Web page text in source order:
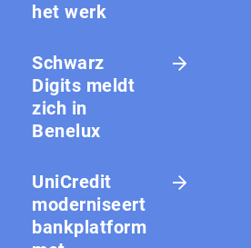
het werk
Schwarz
Digits meldt
zich in
Benelux
UniCredit
moderniseert
bankplatform